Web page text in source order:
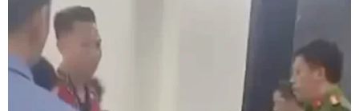
điện đàm sau gần 7 tháng
10/09/2021 03:59
Hai nhà lãnh đạo đã có cuộc "thảo luận chiến lược,
rộng rãi," trong đó liên quan tới những lĩnh vực mà các
lợi ích, giá trị và quan điểm hai bên còn bất đồng.